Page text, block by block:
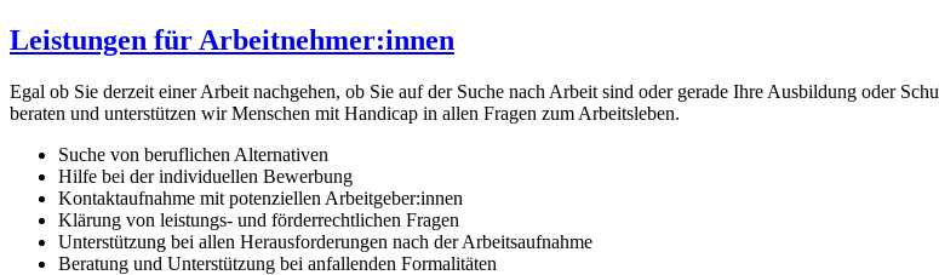
Leistungen für Arbeitnehmer:innen
Egal ob Sie derzeit einer Arbeit nachgehen, ob Sie auf der Suche nach Arbeit sind oder gerade Ihre Ausbildung oder
beraten und unterstützen wir Menschen mit Handicap in allen Fragen zum Arbeitsleben.
Suche von beruflichen Alternativen
Hilfe bei der individuellen Bewerbung
Kontaktaufnahme mit potenziellen Arbeitgeber:innen
Klärung von leistungs- und förderrechtlichen Fragen
Unterstützung bei allen Herausforderungen nach der Arbeitsaufnahme
Beratung und Unterstützung bei anfallenden Formalitäten